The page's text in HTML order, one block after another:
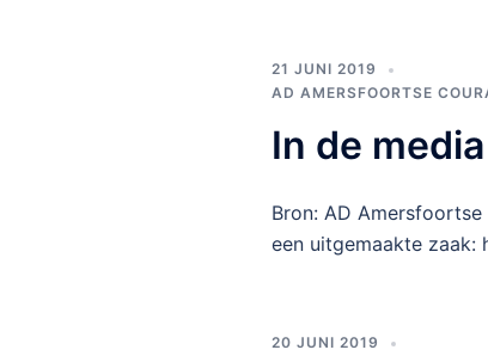
21 JUNI 2019
AD AMERSFOORTSE
In de
Bron: AD
een uitgemaakte zaak:
20 JUNI 2019